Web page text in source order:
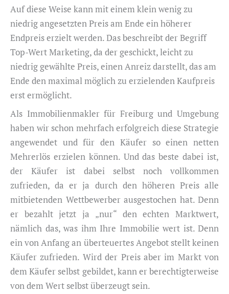
Auf diese Weise kann mit einem klein wenig zu
niedrig angesetzten Preis am Ende ein höherer
Endpreis erzielt werden. Das beschreibt der Begriff
Top-Wert Marketing, da der geschickt, leicht zu
niedrig gewählte Preis, einen Anreiz darstellt, das am
Ende den maximal möglich zu erzielenden Kaufpreis
erst ermöglicht.
Als Immobilienmakler für Freiburg und Umgebung
haben wir schon mehrfach erfolgreich diese Strategie
angewendet und für den Käufer so einen netten
Mehrerlös erzielen können. Und das beste dabei ist,
der Käufer ist dabei selbst noch vollkommen
zufrieden, da er ja durch den höheren Preis alle
mitbietenden Wettbewerber ausgestochen hat. Denn
er bezahlt jetzt ja „nur“ den echten Marktwert,
nämlich das, was ihm Ihre Immobilie wert ist. Denn
ein von Anfang an überteuertes Angebot stellt keinen
Käufer zufrieden. Wird der Preis aber im Markt von
dem Käufer selbst gebildet, kann er berechtigterweise
von dem Wert selbst überzeugt sein.